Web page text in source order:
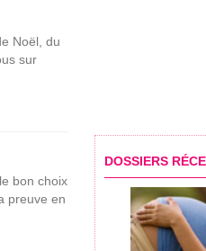
Noël, du
sur
bon choix
preuve en
DOSSIERS